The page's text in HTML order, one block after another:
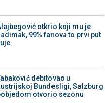
otkrio koji mu je
99% fanova to prvi put
debitovao u
Bundesligi, Salzburg
otvorio sezonu